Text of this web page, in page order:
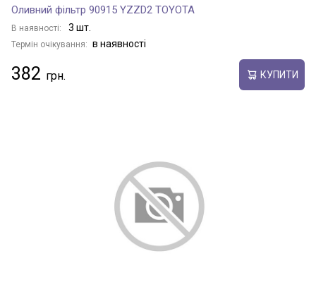
MIRAI
PASSO SETTE
Оливний фільтр 90915 YZZD2 TOYOTA
В наявності: 3 шт.
Термін очікування: в наявності
382 КУПИТИ